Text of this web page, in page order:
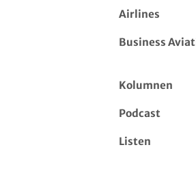
Airlines
Business
Kolumnen
Podcast
Listen